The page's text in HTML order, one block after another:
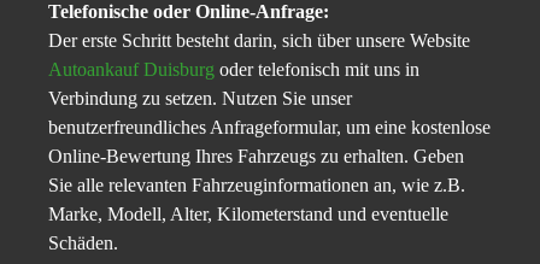
Telefonische oder Online-Anfrage:
Der erste Schritt besteht darin, sich über unsere Website
Autoankauf Duisburg oder telefonisch mit uns in
Verbindung zu setzen. Nutzen Sie unser
benutzerfreundliches Anfrageformular, um eine kostenlose
Online-Bewertung Ihres Fahrzeugs zu erhalten. Geben
Sie alle relevanten Fahrzeuginformationen an, wie z.B.
Marke, Modell, Alter, Kilometerstand und eventuelle
Schäden.